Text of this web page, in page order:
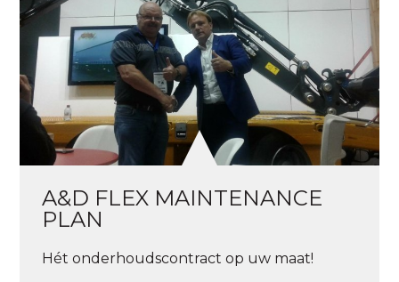
A&D FLEX MAINTENANCE
PLAN
Hét onderhoudscontract op uw maat!